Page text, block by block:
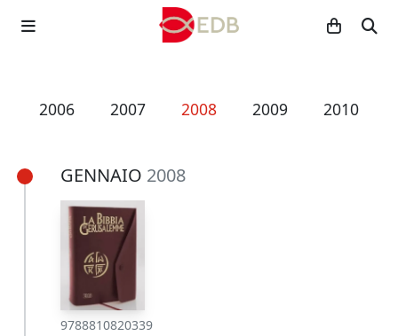
2006 2007 2008 2009 2010
GENNAIO 2008
9788810820339